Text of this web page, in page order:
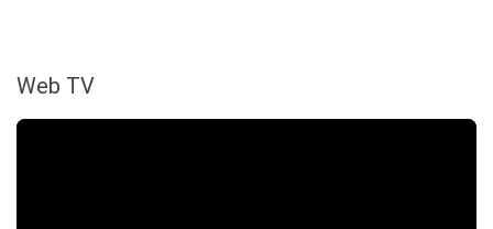
Web TV